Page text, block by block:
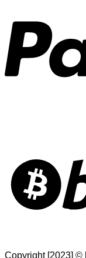
Copyright [2023] ©